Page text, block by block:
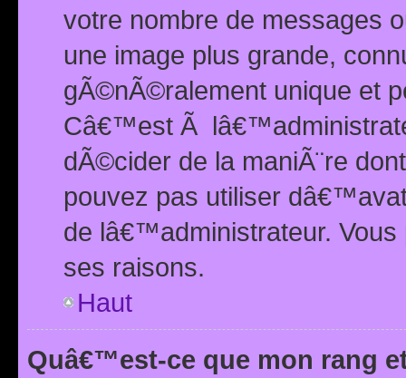
votre nombre de messages
une image plus grande,
gÃ©nÃ©ralement unique et
Câ€™est Ã
dÃ©cider de la maniÃ¨re
pouvez pas utiliser
de lâ€™administrateur.
ses raisons.
Haut
Quâ€™est-ce que mon rang